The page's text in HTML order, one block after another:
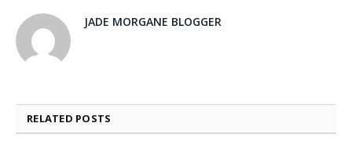
JADE MORGANE BLOGGER
RELATED POSTS